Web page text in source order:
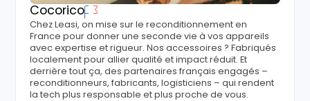
Cocorico
Chez Leasi, on mise sur le reconditionnement en
France pour donner une seconde vie à vos appareils
avec expertise et rigueur. Nos accessoires ? Fabriqués
localement pour allier qualité et impact réduit. Et
derrière tout ça, des partenaires français engagés –
reconditionneurs, fabricants, logisticiens – qui rendent
la tech plus responsable et plus proche de vous.